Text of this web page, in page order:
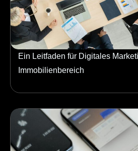
Ein Leitfaden für Digitales
Immobilienbereich